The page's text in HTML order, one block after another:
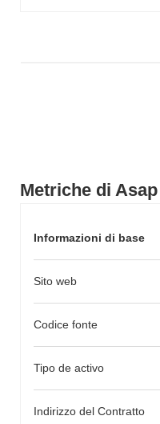
Metriche di
Informazioni di base
Sito web
Codice fonte
Tipo de activo
Indirizzo del Contratto